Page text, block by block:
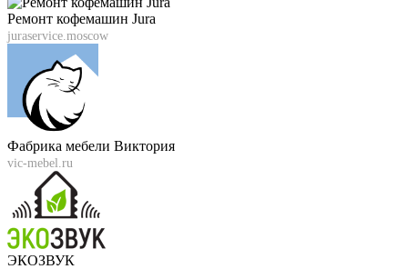
Ремонт кофемашин Jura
juraservice.moscow
Фабрика мебели Виктория
vic-mebel.ru
ЭКОЗВУК